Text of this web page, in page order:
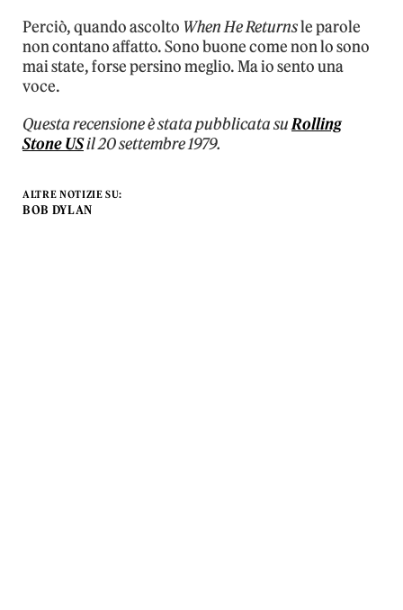
Perciò, quando ascolto When He Returnsle parole
non contano affatto. Sono buone come non lo sono
mai state, forse persino meglio. Ma io sento una
voce.
Questa recensione è stata pubblicata suRolling
Stone USil 20 settembre 1979.
ALTRE NOTIZIE SU:
BOB DYLAN